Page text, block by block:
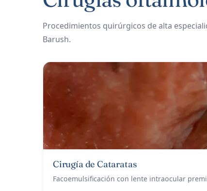
Procedimientos quirúrgicos de alta
Barush.
Cirugía de Cataratas
Facoemulsificación con lente intraocular